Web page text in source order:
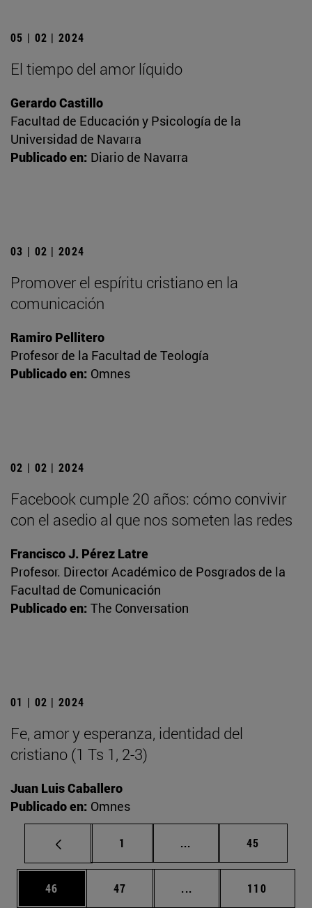
05 | 02 | 2024
El tiempo del amor líquido
Gerardo Castillo
Facultad de Educación y Psicología de la
Universidad de Navarra
Publicado en: Diario de Navarra
03 | 02 | 2024
Promover el espíritu cristiano en la
comunicación
Ramiro Pellitero
Profesor de la Facultad de Teología
Publicado en: Omnes
02 | 02 | 2024
Facebook cumple 20 años: cómo convivir
con el asedio al que nos someten las redes
Francisco J. Pérez Latre
Profesor. Director Académico de Posgrados de la
Facultad de Comunicación
Publicado en: The Conversation
01 | 02 | 2024
Fe, amor y esperanza, identidad del
cristiano (1 Ts 1, 2-3)
Juan Luis Caballero
Publicado en: Omnes
Página
1 ... Páginas intermedias
Página
45
Página
46 Página
47 ... Páginas intermedias
Página
110